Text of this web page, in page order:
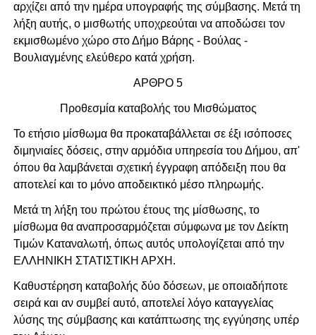
αρχίζει από την ημέρα υπογραφής της σύμβασης. Μετά τη
λήξη αυτής, ο μισθωτής υποχρεούται να αποδώσει τον
εκμισθωμένο χώρο στο Δήμο Βάρης - Βούλας -
Βουλιαγμένης ελεύθερο κατά χρήση.
ΑΡΘΡΟ 5
Προθεσμία καταβολής του Μισθώματος
Το ετήσιο μίσθωμα θα προκαταβάλλεται σε έξι ισόποσες
διμηνιαίες δόσεις, στην αρμόδια υπηρεσία του Δήμου, απ'
όπου θα λαμβάνεται σχετική έγγραφη απόδειξη που θα
αποτελεί και το μόνο αποδεικτικό μέσο πληρωμής.
Μετά τη λήξη του πρώτου έτους της μίσθωσης, το
μίσθωμα θα αναπροσαρμόζεται σύμφωνα με τον Δείκτη
Τιμών Καταναλωτή, όπως αυτός υπολογίζεται από την
ΕΛΛΗΝΙΚΗ ΣΤΑΤΙΣΤΙΚΗ ΑΡΧΗ.
Καθυστέρηση καταβολής δύο δόσεων, με οποιαδήποτε
σειρά και αν συμβεί αυτό, αποτελεί λόγο καταγγελίας
λύσης της σύμβασης και κατάπτωσης της εγγύησης υπέρ